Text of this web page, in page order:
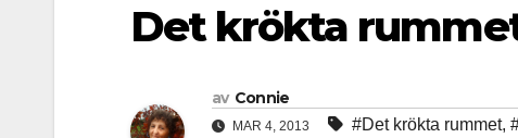
Det krökta
av Connie
MAR 4, 2013 #Det krökta rummet,